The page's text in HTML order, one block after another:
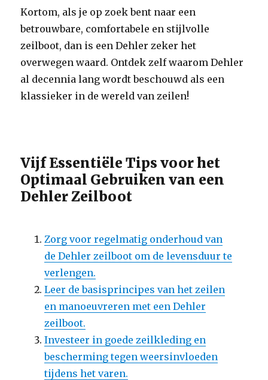
Kortom, als je op zoek bent naar een
betrouwbare, comfortabele en stijlvolle
zeilboot, dan is een Dehler zeker het
overwegen waard. Ontdek zelf waarom Dehler
al decennia lang wordt beschouwd als een
klassieker in de wereld van zeilen!
Vijf Essentiële Tips voor het
Optimaal Gebruiken van een
Dehler Zeilboot
Zorg voor regelmatig onderhoud van
de Dehler zeilboot om de levensduur te
verlengen.
Leer de basisprincipes van het zeilen
en manoeuvreren met een Dehler
zeilboot.
Investeer in goede zeilkleding en
bescherming tegen weersinvloeden
tijdens het varen.